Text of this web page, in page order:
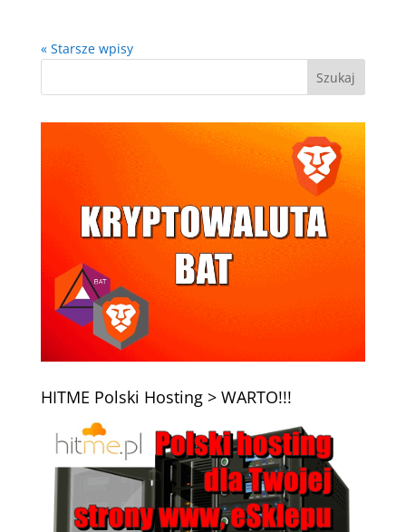
« Starsze wpisy
HITME Polski Hosting > WARTO!!!